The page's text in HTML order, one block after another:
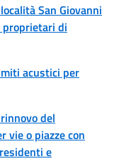
San Giovanni
proprietari di
acustici per
del
vie o piazze con
e